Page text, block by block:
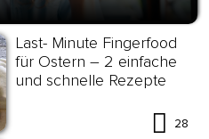
Last- Minute Fingerfood
für Ostern – 2 einfache
und schnelle Rezepte
28